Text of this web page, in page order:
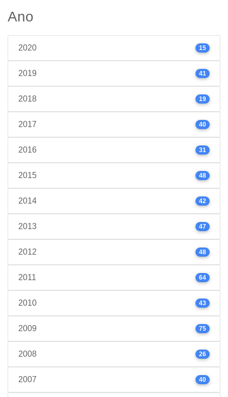
Ano
2020 15
2019 41
2018 19
2017 40
2016 31
2015 48
2014 42
2013 47
2012 48
2011 64
2010 43
2009 75
2008 26
2007 40